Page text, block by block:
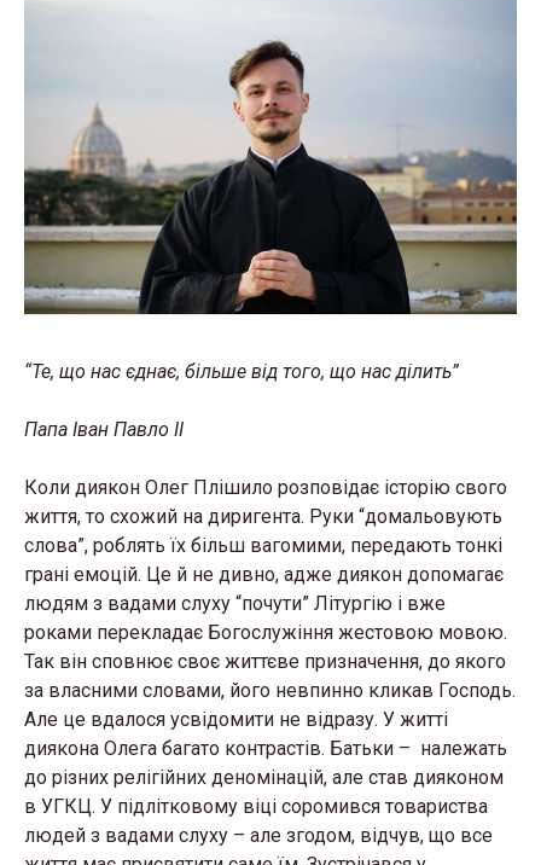
“Те, що нас єднає, більше від того, що нас ділить”
Папа Іван Павло ІІ
Коли диякон Олег Плішило розповідає історію свого
життя, то схожий на диригента. Руки “домальовують
слова”, роблять їх більш вагомими, передають тонкі
грані емоцій. Це й не дивно, адже диякон допомагає
людям з вадами слуху “почути” Літургію і вже
роками перекладає Богослужіння жестовою мовою.
Так він сповнює своє життєве призначення, до якого
за власними словами, його невпинно кликав Господь.
Але це вдалося усвідомити не відразу. У житті
диякона Олега багато контрастів. Батьки – належать
до різних релігійних деномінацій, але став дияконом
в УГКЦ. У підлітковому віці соромився товариства
людей з вадами слуху – але згодом, відчув, що все